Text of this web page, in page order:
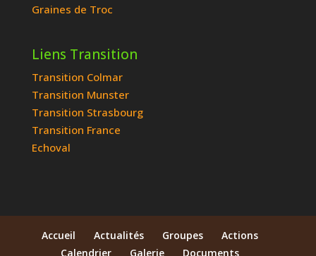
Graines de Troc
Liens Transition
Transition Colmar
Transition Munster
Transition Strasbourg
Transition France
Echoval
Accueil Actualités Groupes
Actions
Calendrier
Galerie Documents